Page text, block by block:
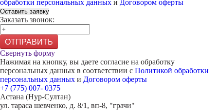
обработки персональных данных и Договором оферты
Оставить заявку
Заказать звонок:
ОТПРАВИТЬ
Свернуть форму
Нажимая на кнопку, вы даете согласие на обработку
персональных данных в соответствии с Политикой обработки
персональных данных и Договором оферты
+7 (775) 007- 0375
Астана (Нур-Султан)
ул. тараса шевченко, д. 8/1, вп-8, "грачи"